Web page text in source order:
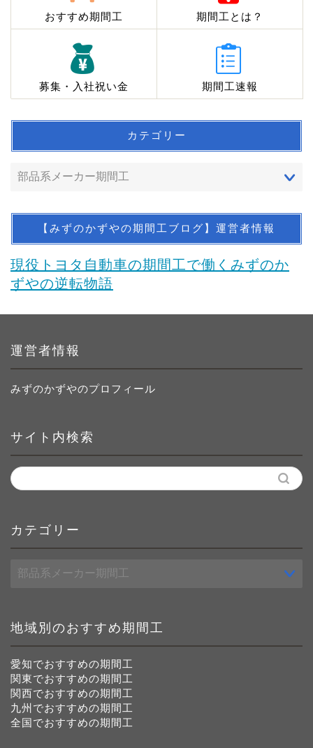
おすすめ期間工 期間工とは？
募集・入社祝い金 期間工速報
カテゴリー
【みずのかずやの期間工ブログ】運営者情報
現役トヨタ自動車の期間工で働くみずのか
ずやの逆転物語
運営者情報
みずのかずやのプロフィール
サイト内検索
カテゴリー
カ
テ
ー
地域別のおすすめ期間工
愛知でおすすめの期間工
関東でおすすめの期間工
関西でおすすめの期間工
九州でおすすめの期間工
全国でおすすめの期間工